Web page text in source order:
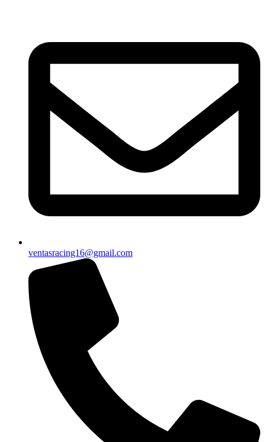
ventasracing16@gmail.com